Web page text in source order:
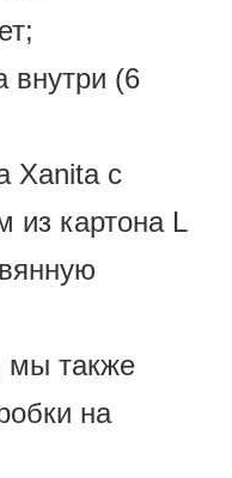
внутри (6
Xanita с
из картона L
мы также
на